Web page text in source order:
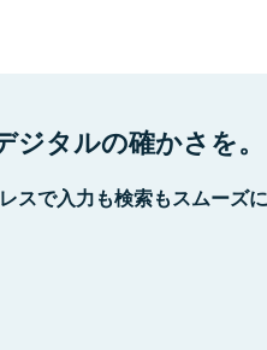
ジタルの確かさを。
スで入力も検索もスムーズ